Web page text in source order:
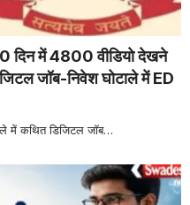
में 4800 वीडियो देखने
जॉब-निवेश घोटाले में ED
में कथित डिजिटल जॉब…